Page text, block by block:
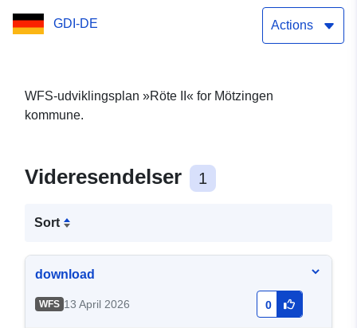
GDI-DE Actions
WFS-udviklingsplan »Röte II« for Mötzingen
kommune.
Videresendelser 1
Sort
download
WFS 13 April 2026 0